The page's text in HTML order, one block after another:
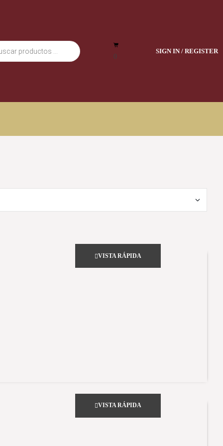
0
SIGN IN / REGISTER
VISTA RÁPIDA
VISTA RÁPIDA